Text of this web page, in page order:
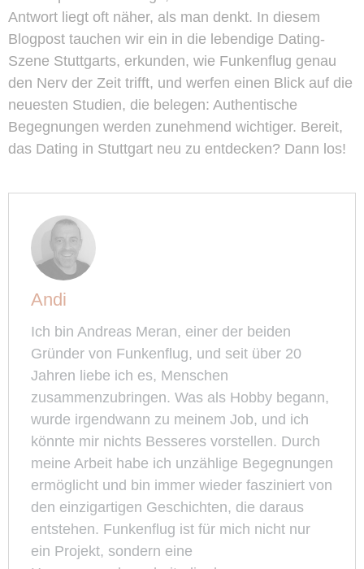
Antwort liegt oft näher, als man denkt. In diesem
Blogpost tauchen wir ein in die lebendige Dating-
Szene Stuttgarts, erkunden, wie Funkenflug genau
den Nerv der Zeit trifft, und werfen einen Blick auf die
neuesten Studien, die belegen: Authentische
Begegnungen werden zunehmend wichtiger. Bereit,
das Dating in Stuttgart neu zu entdecken? Dann los!
Andi
Ich bin Andreas Meran, einer der beiden
Gründer von Funkenflug, und seit über 20
Jahren liebe ich es, Menschen
zusammenzubringen. Was als Hobby begann,
wurde irgendwann zu meinem Job, und ich
könnte mir nichts Besseres vorstellen. Durch
meine Arbeit habe ich unzählige Begegnungen
ermöglicht und bin immer wieder fasziniert von
den einzigartigen Geschichten, die daraus
entstehen. Funkenflug ist für mich nicht nur
ein Projekt, sondern eine